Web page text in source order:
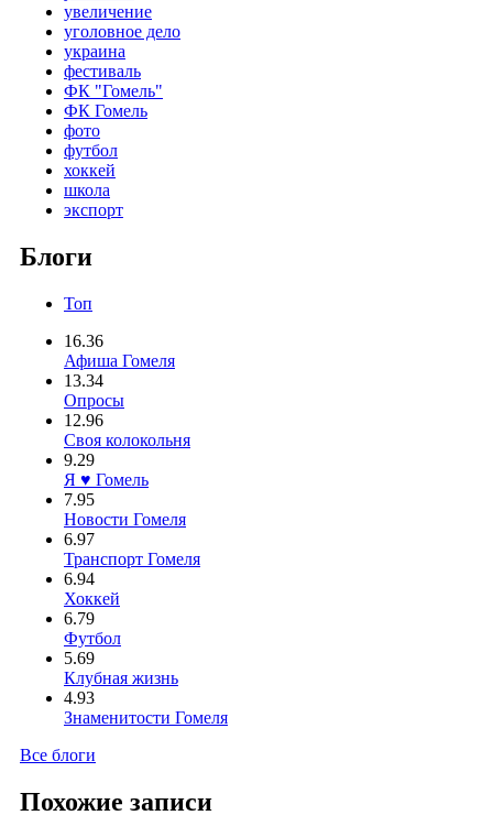
увеличение
уголовное дело
украина
фестиваль
ФК "Гомель"
ФК Гомель
фото
футбол
хоккей
школа
экспорт
Блоги
Топ
16.36
Афиша Гомеля
13.34
Опросы
12.96
Своя колокольня
9.29
Я ♥ Гомель
7.95
Новости Гомеля
6.97
Транспорт Гомеля
6.94
Хоккей
6.79
Футбол
5.69
Клубная жизнь
4.93
Знаменитости Гомеля
Все блоги
Похожие записи